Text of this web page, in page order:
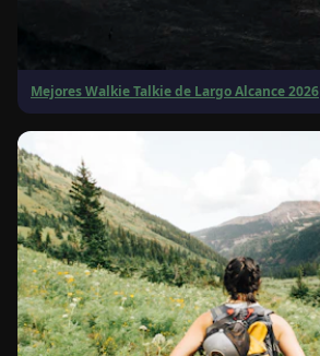
Mejores Walkie Talkie de Largo Alcance 2026